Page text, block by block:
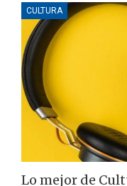
CULTURA
Lo mejor de